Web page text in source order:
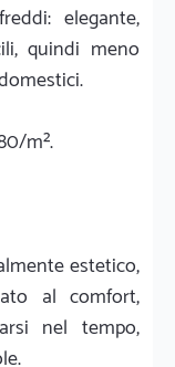
elegante,
quindi meno
m².
estetico,
al comfort,
nel tempo,